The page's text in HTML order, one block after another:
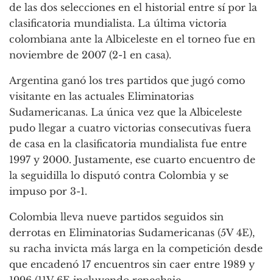
de las dos selecciones en el historial entre sí por la
clasificatoria mundialista. La última victoria
colombiana ante la Albiceleste en el torneo fue en
noviembre de 2007 (2-1 en casa).
Argentina ganó los tres partidos que jugó como
visitante en las actuales Eliminatorias
Sudamericanas. La única vez que la Albiceleste
pudo llegar a cuatro victorias consecutivas fuera
de casa en la clasificatoria mundialista fue entre
1997 y 2000. Justamente, ese cuarto encuentro de
la seguidilla lo disputó contra Colombia y se
impuso por 3-1.
Colombia lleva nueve partidos seguidos sin
derrotas en Eliminatorias Sudamericanas (5V 4E),
su racha invicta más larga en la competición desde
que encadenó 17 encuentros sin caer entre 1989 y